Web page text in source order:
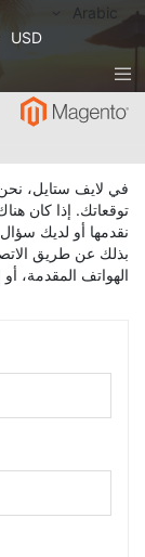
لغة
Arabic
العملة
USD
في لايف ستايل،
توقعاتك. إذا كان
نقدمها أو لديك
بذلك عن طريق
الهواتف المقدمة، أو